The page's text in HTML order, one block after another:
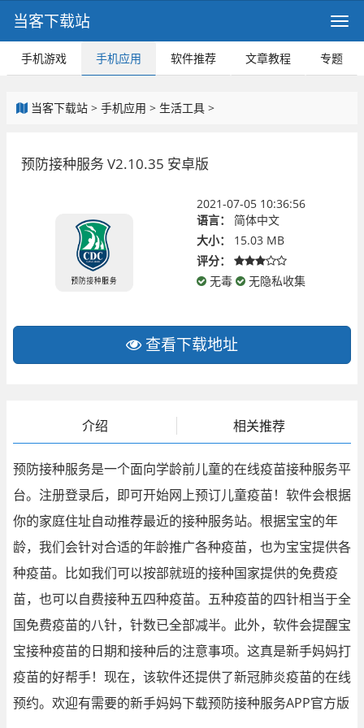
当客下载站
手机游戏 手机应用 软件推荐 文章教程 专题
当客下载站 > 手机应用 > 生活工具 >
预防接种服务 V2.10.35 安卓版
2021-07-05 10:36:56
语言：
简体中文
大小：
15.03 MB
评分：
无毒
无隐私收集
查看下载地址
介绍 相关推荐
预防接种服务是一个面向学龄前儿童的在线疫苗接种服务平
台。注册登录后，即可开始网上预订儿童疫苗！软件会根据
你的家庭住址自动推荐最近的接种服务站。根据宝宝的年
龄，我们会针对合适的年龄推广各种疫苗，也为宝宝提供各
种疫苗。比如我们可以按部就班的接种国家提供的免费疫
苗，也可以自费接种五四种疫苗。五种疫苗的四针相当于全
国免费疫苗的八针，针数已全部减半。此外，软件会提醒宝
宝接种疫苗的日期和接种后的注意事项。这真是新手妈妈打
疫苗的好帮手！现在，该软件还提供了新冠肺炎疫苗的在线
预约。欢迎有需要的新手妈妈下载预防接种服务APP官方版